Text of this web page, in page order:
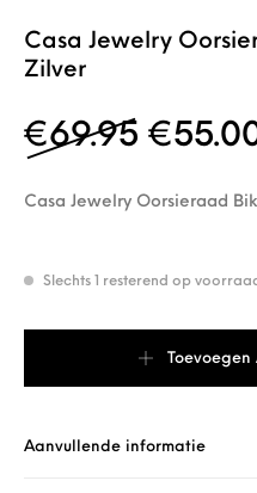
Casa Jewelry
Zilver
€69.95 €
Casa Jewelry Oorsieraad
Slechts 1 resterend op
Aanvullende informatie